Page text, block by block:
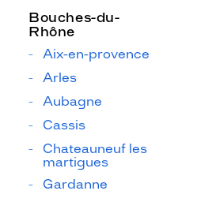
Bouches-du-
Rhône
Aix-en-provence
Arles
Aubagne
Cassis
Chateauneuf les
martigues
Gardanne